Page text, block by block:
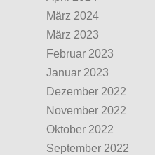
März 2024
März 2023
Februar 2023
Januar 2023
Dezember 2022
November 2022
Oktober 2022
September 2022